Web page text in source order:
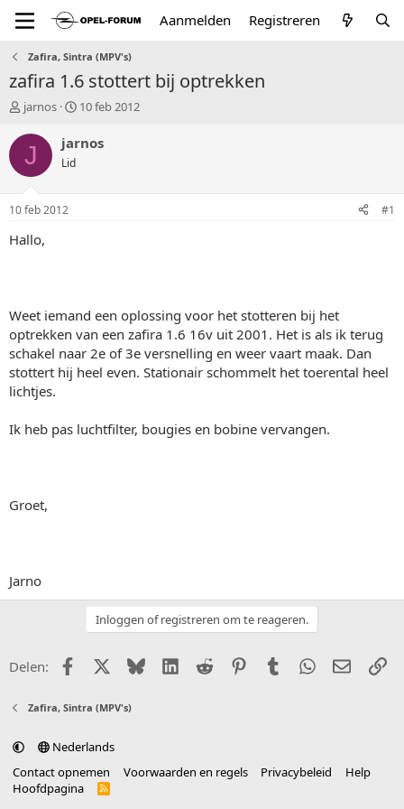
Aanmelden Registreren
Zafira, Sintra (MPV's)
zafira 1.6 stottert bij optrekken
T
p
t
a
r
jarnos
S
a
10 feb 2012
J jarnos
Lid
10 feb 2012 #1
Hallo,
Weet iemand een oplossing voor het stotteren bij het
optrekken van een zafira 1.6 16v uit 2001. Het is als ik terug
schakel naar 2e of 3e versnelling en weer vaart maak. Dan
stottert hij heel even. Stationair schommelt het toerental heel
lichtjes.
Ik heb pas luchtfilter, bougies en bobine vervangen.
Groet,
Jarno
Inloggen of registreren om te reageren.
Delen: FacebookX (Twitter)
BlueskyLinkedIn
Reddit PinterestTumblr WhatsApp
E-mail
Zafira, Sintra (MPV's)
Nederlands
Contact opnemen
Voorwaarden en regels Privacybeleid
Help
Hoofdpagina
R